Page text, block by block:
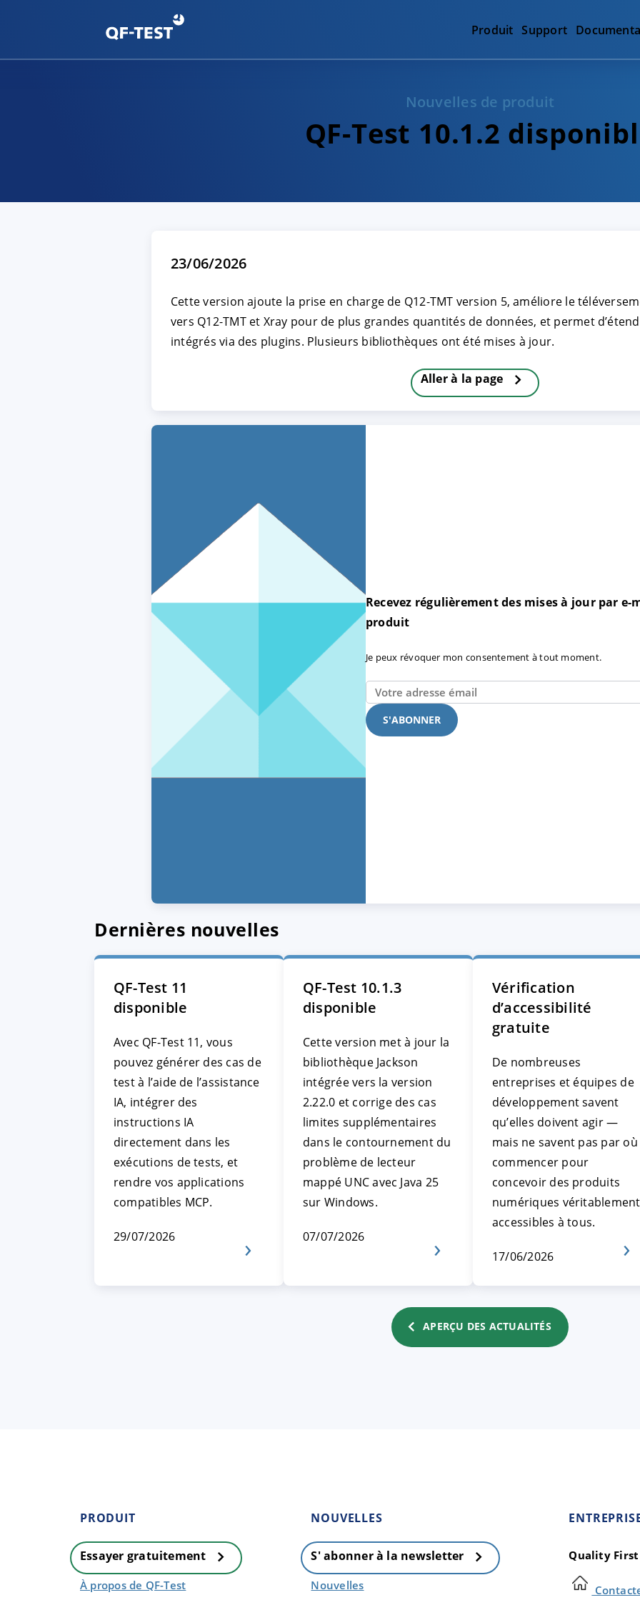
Produit Support
Nouvelles de produit
QF-Test 10.1.2
23/06/2026
Cette version ajoute la prise en charge de Q12-TMT version 5, améliore le
vers Q12-TMT et Xray pour de plus grandes quantités de données, et permet
intégrés via des plugins. Plusieurs bibliothèques ont été mises à jour.
Aller à la page
Recevez régulièrement des mises à jour par e-
produit
Je peux révoquer mon consentement à tout moment.
Dernières nouvelles
QF-Test 11
disponible
Avec QF-Test 11, vous
pouvez générer des cas de
test à l’aide de l’assistance
IA, intégrer des
instructions IA
directement dans les
exécutions de tests, et
rendre vos applications
compatibles MCP.
29/07/2026
QF-Test 10.1.3
disponible
Cette version met à jour la
bibliothèque Jackson
intégrée vers la version
2.22.0 et corrige des cas
limites supplémentaires
dans le contournement du
problème de lecteur
mappé UNC avec Java 25
sur Windows.
07/07/2026
Vérification
d’accessibilité
gratuite
De nombreuses
entreprises et équipes de
développement savent
qu’elles doivent agir —
mais ne savent pas par où
commencer pour
concevoir des produits
numériques véritablement
accessibles à tous.
17/06/2026
APERÇU DES ACTUALITÉS
PRODUIT
Essayer gratuitement
À propos de QF-Test
NOUVELLES
S' abonner à la newsletter
Nouvelles
Quality First
REFUSER
Mentions légales|Protection des données